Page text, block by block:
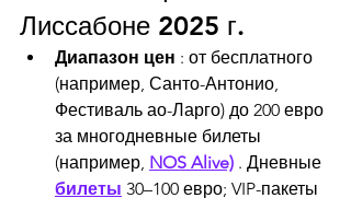
Лиссабоне 2025 г.
Диапазон цен : от бесплатного
(например, Санто-Антонио,
Фестиваль ао-Ларго) до 200 евро
за многодневные билеты
(например, NOS Alive) . Дневные
билеты 30–100 евро; VIP-пакеты